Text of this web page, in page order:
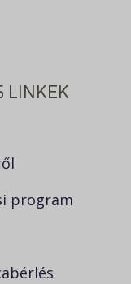
LINKEK
program